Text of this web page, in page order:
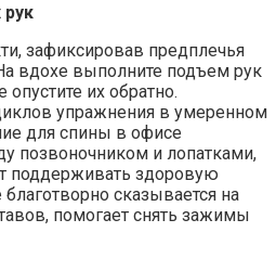
зафиксировав предплечья
вдохе выполните подъем рук
их обратно.
упражнения в умеренном
для спины в офисе
и лопатками,
поддерживать здоровую
сказывается на
помогает снять зажимы